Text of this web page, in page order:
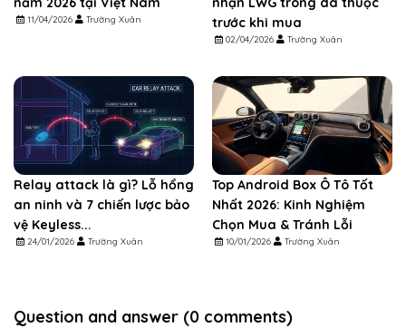
11/04/2026 Trường Xuân
trước khi mua
02/04/2026 Trường Xuân
Relay attack là gì? Lỗ hổng
an ninh và 7 chiến lược bảo
vệ Keyless...
24/01/2026 Trường Xuân
Top Android Box Ô Tô Tốt
Nhất 2026: Kinh Nghiệm
Chọn Mua & Tránh Lỗi
10/01/2026 Trường Xuân
Question and answer (0 comments)